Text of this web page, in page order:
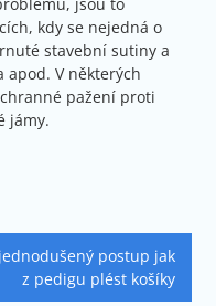
kdy se nejedná o
stavební sutiny a
V některých
pažení proti
jámy.
postup jak
z pedigu plést košíky